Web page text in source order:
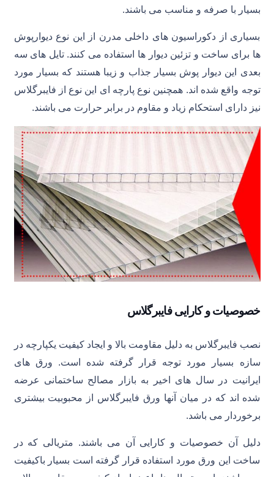
بسیار با صرفه و مناسب می باشند.
بسیاری از دکوراسیون های داخلی مدرن از این نوع دیوارپوش
ها برای ساخت و تزئین دیوار ها استفاده می کنند. تایل های سه
بعدی این دیوار پوش بسیار جذاب و زیبا هستند که بسیار مورد
توجه واقع شده اند. همچنین نوع پارچه ای این نوع از فایبرگلاس
نیز دارای استحکام زیاد و مقاوم در برابر حرارت می باشند.
خصوصیات و کارایی فایبرگلاس
نصب فایبرگلاس به دلیل مقاومت بالا و ایجاد کیفیت یکپارچه در
سازه بسیار مورد توجه قرار گرفته شده است. ورق های
ایرانیت در سال های اخیر به بازار مصالح ساختمانی عرضه
شده اند که در میان آنها ورق فایبرگلاس از محبوبیت بیشتری
برخوردار می باشد.
دلیل آن خصوصیات و کارایی آن می باشند. متریالی که در
ساخت این ورق مورد استفاده قرار گرفته است بسیار باکیفیت